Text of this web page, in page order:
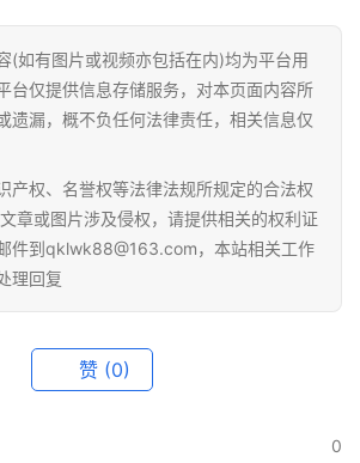
(如有图片或视频亦包括在内)均为平台用
台仅提供信息存储服务，对本页面内容所
遗漏，概不负任何法律责任，相关信息仅
产权、名誉权等法律法规所规定的合法权
章或图片涉及侵权，请提供相关的权利证
件到qklwk88@163.com，本站相关工作
理回复
赞 (0)
0